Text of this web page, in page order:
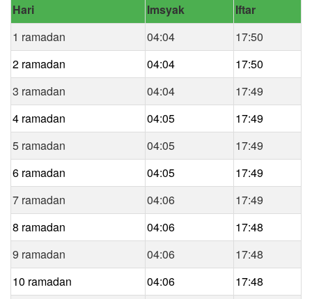
Hari
Imsyak
Iftar
1 ramadan
04:04
17:50
2 ramadan
04:04
17:50
3 ramadan
04:04
17:49
4 ramadan
04:05
17:49
5 ramadan
04:05
17:49
6 ramadan
04:05
17:49
7 ramadan
04:06
17:49
8 ramadan
04:06
17:48
9 ramadan
04:06
17:48
10 ramadan
04:06
17:48